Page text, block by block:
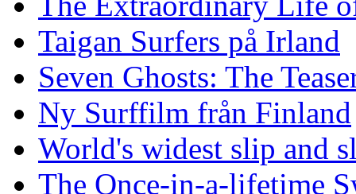
Taigan Surfers på Irland
Seven Ghosts: The
Ny Surffilm från Finland
World's widest slip and
The Once-in-a-lifetime